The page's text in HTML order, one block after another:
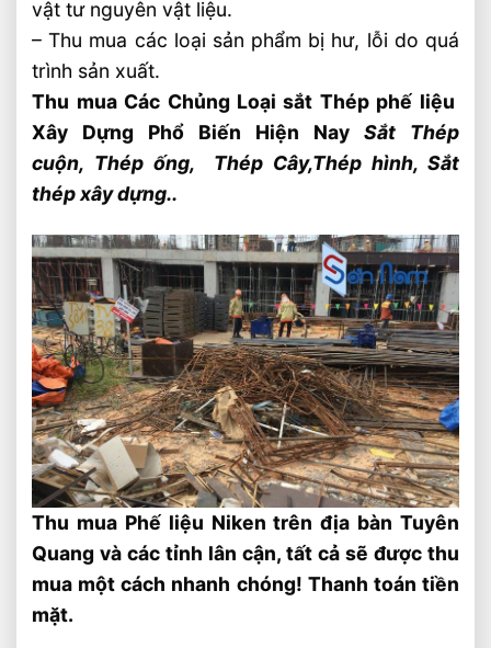
vật tư nguyên vật liệu.
– Thu mua các loại sản phẩm bị hư, lỗi do quá
trình sản xuất.
Thu mua Các Chủng Loại sắt Thép phế liệu
Xây Dựng Phổ Biến Hiện Nay Sắt Thép
cuộn, Thép ống, Thép Cây,Thép hình, Sắt
thép xây dựng..
Thu mua Phế liệu Niken trên địa bàn Tuyên
Quang và các tỉnh lân cận, tất cả sẽ được thu
mua một cách nhanh chóng! Thanh toán tiền
mặt.